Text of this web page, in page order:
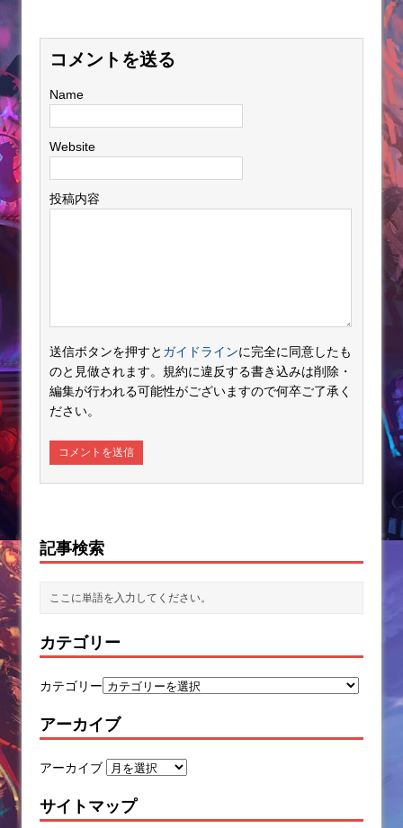
コメントを送る
Name
Website
投稿内容
送信ボタンを押すと ガイドラインに完全に同意したも
のと見做されます。規約に違反する書き込みは削除・
編集が行われる可能性がございますので何卒ご了承く
ださい。
記事検索
カテゴリー
カテゴリー
アーカイブ
アーカイブ
サイトマップ